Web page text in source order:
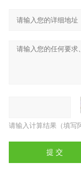
请输入计算结果（填写